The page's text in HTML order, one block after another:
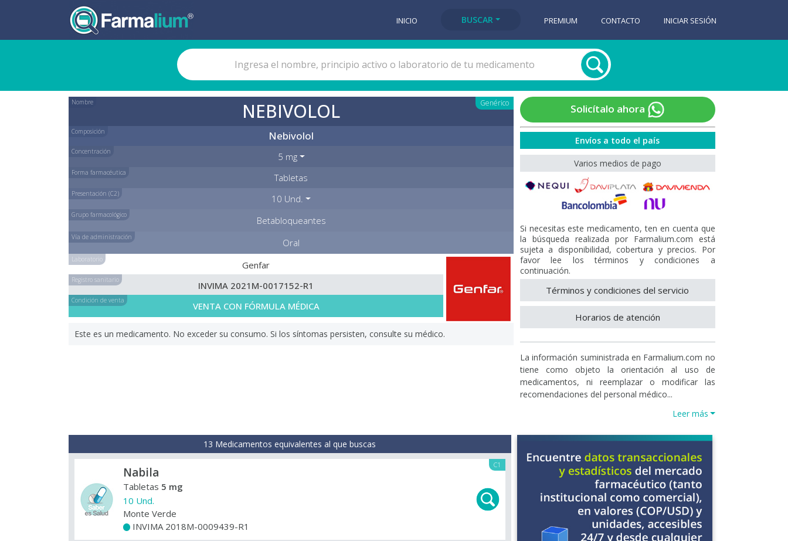
INICIO BUSCAR PREMIUM CONTACTO INICIAR SESIÓN
Nombre Genérico
NEBIVOLOL
Composición Nebivolol
Concentración 5 mg
Forma farmacéutica Tabletas
Presentación (C2) 10 Und.
Grupo farmacológico Betabloqueantes
Vía de administración Oral
Laboratorio Genfar
Registro sanitario INVIMA 2021M-0017152-R1
Condición de venta VENTA CON FÓRMULA MÉDICA
Este es un medicamento. No exceder su consumo. Si los síntomas persisten, consulte su médico.
Solicítalo ahora
Envíos a todo el país
Varios medios de pago
Si necesitas este medicamento, ten en cuenta que
la búsqueda realizada por Farmalium.com está
sujeta a disponibilidad, cobertura y precios. Por
favor lee los términos y condiciones a
continuación.
Términos y condiciones del servicio
Horarios de atención
La información suministrada en Farmalium.com no
tiene como objeto la orientación al uso de
medicamentos, ni reemplazar o modificar las
recomendaciones del personal médico...
Leer más
13 Medicamentos equivalentes al que buscas
C1
Nabila
Tabletas 5 mg
10 Und.
Monte Verde
INVIMA 2018M-0009439-R1